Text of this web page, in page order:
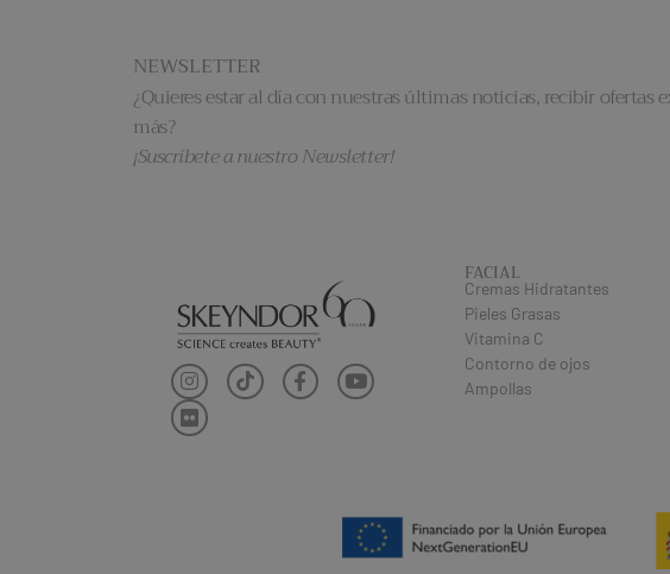
NEWSLETTER
¿Quieres estar al día con nuestras últimas noticias, recibir ofertas
más?
¡Suscríbete a nuestro Newsletter!
FACIAL
Cremas Hidratantes
Pieles Grasas
Vitamina C
Contorno de ojos
Ampollas